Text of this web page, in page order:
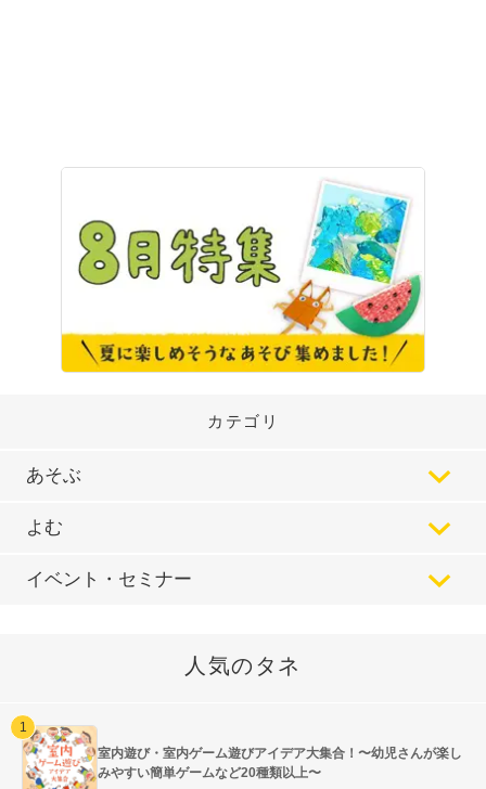
カテゴリ
あそぶ
よむ
イベント・セミナー
人気のタネ
室内遊び・室内ゲーム遊びアイデア大集合！〜幼児さんが楽し
みやすい簡単ゲームなど20種類以上〜